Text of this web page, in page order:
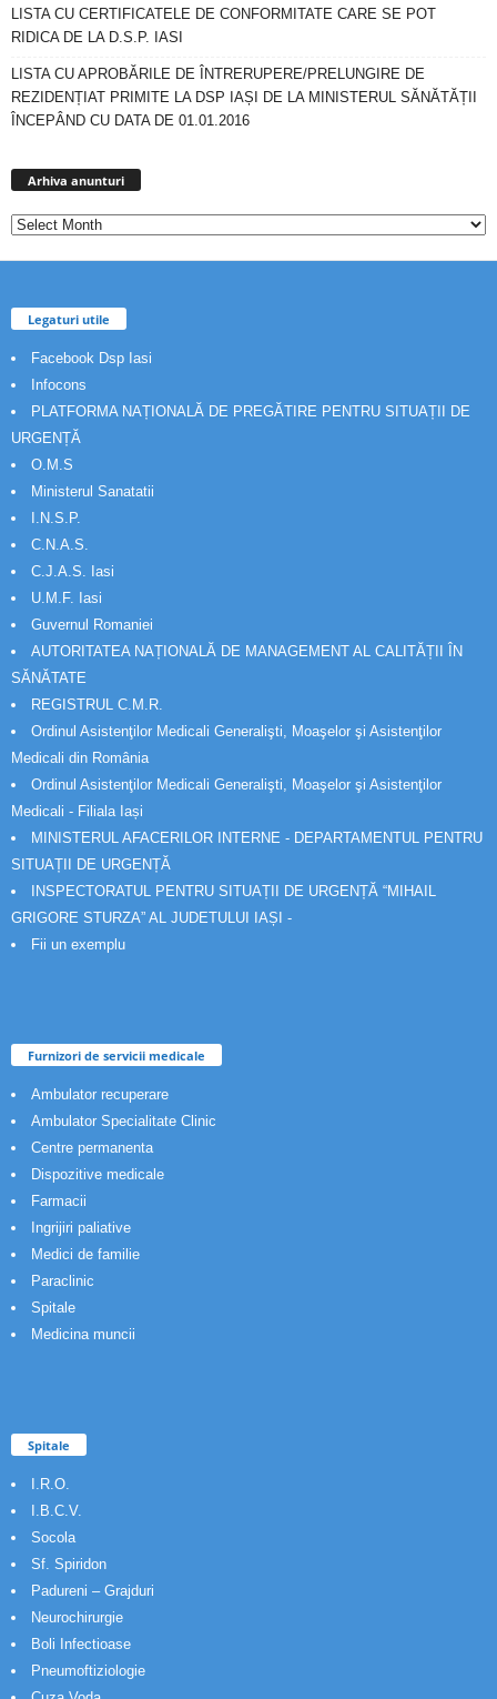
LISTA CU CERTIFICATELE DE CONFORMITATE CARE SE POT
RIDICA DE LA D.S.P. IASI
LISTA CU APROBĂRILE DE ÎNTRERUPERE/PRELUNGIRE DE
REZIDENȚIAT PRIMITE LA DSP IAȘI DE LA MINISTERUL SĂNĂTĂȚII
ÎNCEPÂND CU DATA DE 01.01.2016
Arhiva anunturi
Legaturi utile
Facebook Dsp Iasi
Infocons
PLATFORMA NAȚIONALĂ DE PREGĂTIRE PENTRU SITUAȚII DE
URGENȚĂ
O.M.S
Ministerul Sanatatii
I.N.S.P.
C.N.A.S.
C.J.A.S. Iasi
U.M.F. Iasi
Guvernul Romaniei
AUTORITATEA NAȚIONALĂ DE MANAGEMENT AL CALITĂȚII ÎN
SĂNĂTATE
REGISTRUL C.M.R.
Ordinul Asistenţilor Medicali Generalişti, Moaşelor şi Asistenţilor
Medicali din România
Ordinul Asistenţilor Medicali Generalişti, Moaşelor şi Asistenţilor
Medicali - Filiala Iași
MINISTERUL AFACERILOR INTERNE - DEPARTAMENTUL PENTRU
SITUAȚII DE URGENȚĂ
INSPECTORATUL PENTRU SITUAȚII DE URGENȚĂ “MIHAIL
GRIGORE STURZA” AL JUDETULUI IAȘI -
Fii un exemplu
Furnizori de servicii medicale
Ambulator recuperare
Ambulator Specialitate Clinic
Centre permanenta
Dispozitive medicale
Farmacii
Ingrijiri paliative
Medici de familie
Paraclinic
Spitale
Medicina muncii
Spitale
I.R.O.
I.B.C.V.
Socola
Sf. Spiridon
Padureni – Grajduri
Neurochirurgie
Boli Infectioase
Pneumoftiziologie